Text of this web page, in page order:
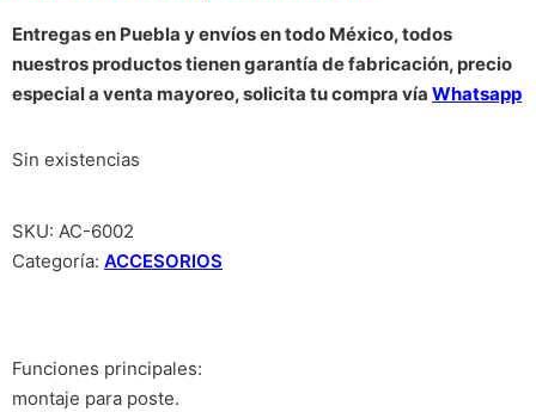
Entregas en Puebla y envíos en todo México, todos
nuestros productos tienen garantía de fabricación, precio
especial a venta mayoreo, solicita tu compra vía Whatsapp
Sin existencias
SKU: AC-6002
Categoría: ACCESORIOS
Funciones principales:
montaje para poste.